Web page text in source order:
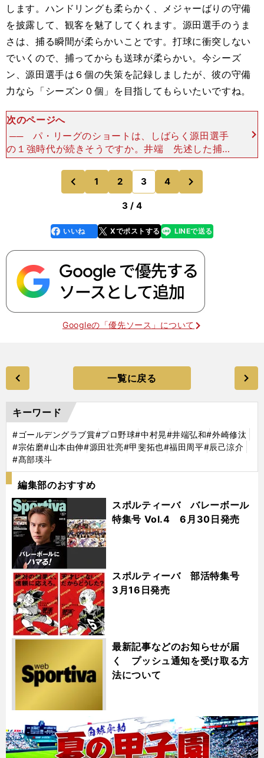
します。ハンドリングも柔らかく、メジャーばりの守備
を披露して、観客を魅了してくれます。源田選手のうま
さは、捕る瞬間が柔らかいことです。打球に衝突しない
でいくので、捕ってからも送球が柔らかい。今シーズ
ン、源田選手は６個の失策を記録しましたが、彼の守備
力なら「シーズン０個」を目指してもらいたいですね。
次のページへ
── パ・リーグのショートは、しばらく源田選手
の１強時代が続きそうですか。井端 先述した捕手
の「甲斐の壁」ではないですが、このポジションも
ほかのチームの遊撃手が源田選手を脅かす存在にな
らなくてはいけ
前
のページへ
1 2 3 4
のページへ
3 / 4
faceboo
k
いいね Xでポストする
line LINEで送る
Googleの「優先ソース」について
一覧に戻る
キーワード
#ゴールデングラブ賞#プロ野球#中村晃#井端弘和#外崎修汰
#宗佑磨#山本由伸#源田壮亮#甲斐拓也#福田周平#辰己涼介
#髙部瑛斗
編集部のおすすめ
スポルティーバ バレーボール
特集号 Vol.4 6月30日発売
スポルティーバ 部活特集号
3月16日発売
最新記事などのお知らせが届
く プッシュ通知を受け取る方
法について